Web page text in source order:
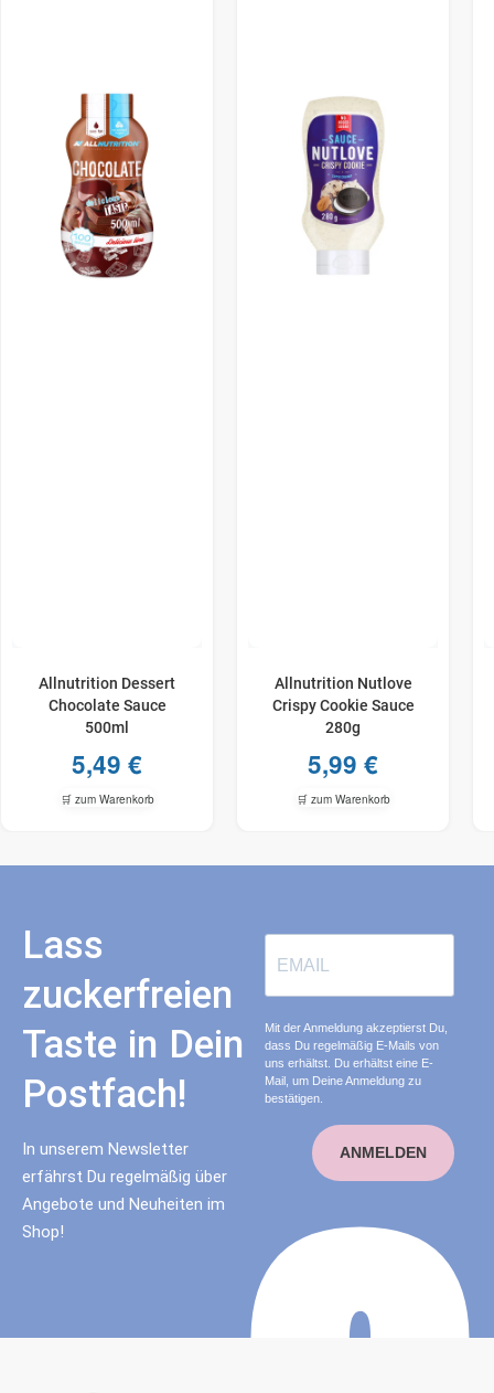
Allnutrition Dessert
Chocolate Sauce
500ml
5,49 €
🛒 zum Warenkorb
Allnutrition Nutlove
Crispy Cookie Sauce
280g
5,99 €
🛒 zum Warenkorb
Lass
zuckerfreien
Taste in Dein
Postfach!
In unserem Newsletter
erfährst Du regelmäßig über
Angebote und Neuheiten im
Shop!
Mit der Anmeldung akzeptierst Du,
dass Du regelmäßig E-Mails von
uns erhältst. Du erhältst eine E-
Mail, um Deine Anmeldung zu
bestätigen.
ANMELDEN